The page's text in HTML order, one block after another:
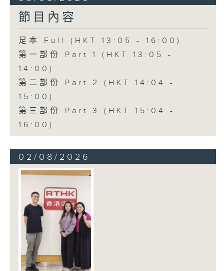
節目內容
足本 Full (HKT 13:05 - 16:00)
第一部份 Part 1 (HKT 13:05 -
14:00)
第二部份 Part 2 (HKT 14:04 -
15:00)
第三部份 Part 3 (HKT 15:04 -
16:00)
02/08/2026